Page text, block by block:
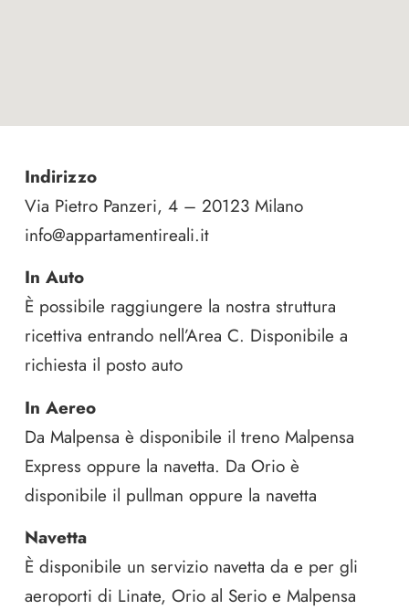
Indirizzo
Via Pietro Panzeri, 4 – 20123 Milano
info@appartamentireali.it
In Auto
È possibile raggiungere la nostra struttura
ricettiva entrando nell’Area C. Disponibile a
richiesta il posto auto
In Aereo
Da Malpensa è disponibile il treno Malpensa
Express oppure la navetta. Da Orio è
disponibile il pullman oppure la navetta
Navetta
È disponibile un servizio navetta da e per gli
aeroporti di Linate, Orio al Serio e Malpensa